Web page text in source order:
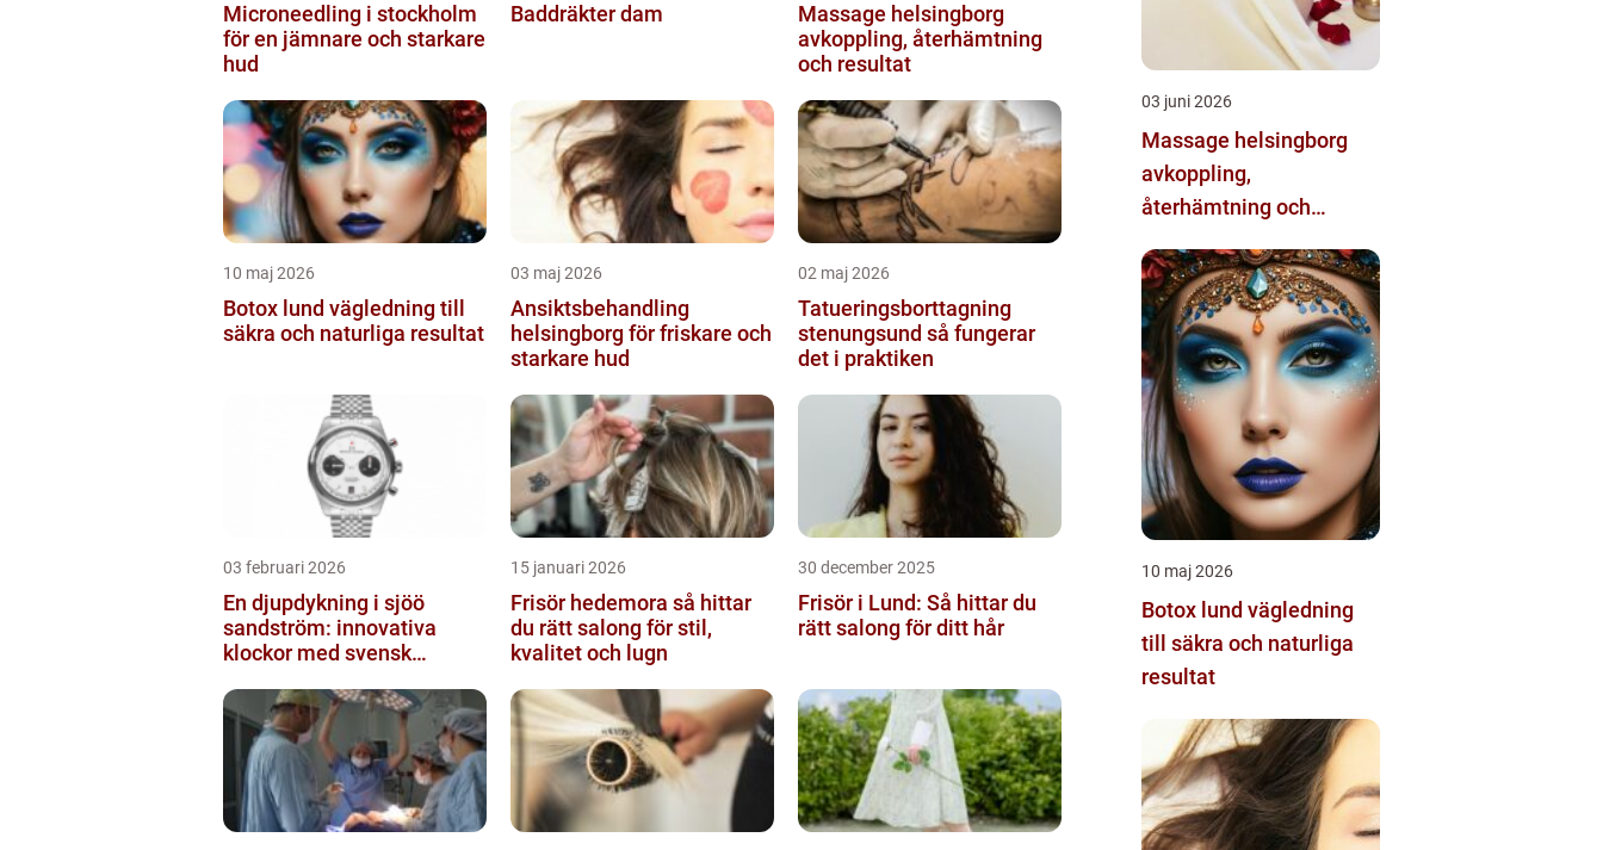
Microneedling i stockholm
för en jämnare och starkare
hud
Baddräkter dam
Massage helsingborg
avkoppling, återhämtning
och resultat
10 maj 2026
Botox lund vägledning till
säkra och naturliga resultat
03 maj 2026
Ansiktsbehandling
helsingborg för friskare och
starkare hud
02 maj 2026
Tatueringsborttagning
stenungsund så fungerar
det i praktiken
03 februari 2026
En djupdykning i sjöö
sandström: innovativa
klockor med svensk
15 januari 2026
Frisör hedemora så hittar
du rätt salong för stil,
kvalitet och lugn
30 december 2025
Frisör i Lund: Så hittar du
rätt salong för ditt hår
03 juni 2026
Massage helsingborg
avkoppling,
återhämtning och
10 maj 2026
Botox lund vägledning
till säkra och naturliga
resultat